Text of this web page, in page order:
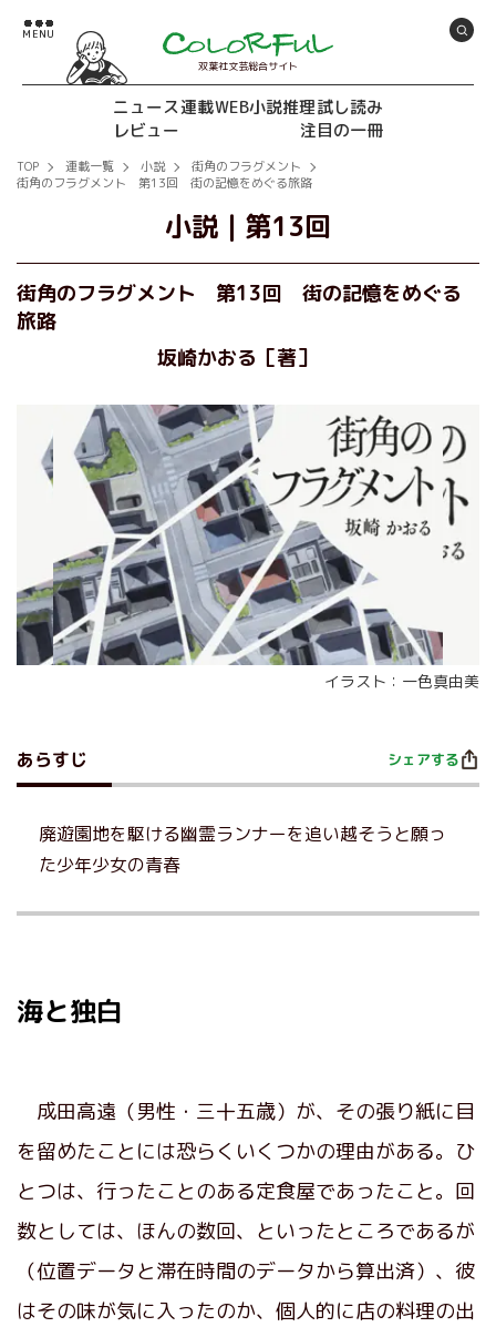
双葉社文芸総合サイト
ニュース連載WEB小説推理試し読み
レビュー
注目の一冊
TOP 連載一覧 小説
街角のフラグメント
街角のフラグメント 第13回 街の記憶をめぐる旅路
小説 ｜ 第13回
街角のフラグメント 第13回 街の記憶をめぐる
旅路
坂崎かおる［著］
イラスト：一色真由美
あらすじ シェアする
廃遊園地を駆ける幽霊ランナーを追い越そうと願っ
た少年少女の青春
海と独白
成田高遠（男性・三十五歳）が、その張り紙に目
を留めたことには恐らくいくつかの理由がある。ひ
とつは、行ったことのある定食屋であったこと。回
数としては、ほんの数回、といったところであるが
（位置データと滞在時間のデータから算出済）、彼
はその味が気に入ったのか、個人的に店の料理の出